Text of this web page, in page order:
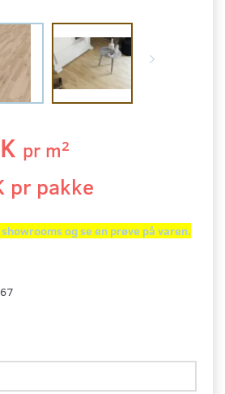
pr m2
pr pakke
og se en prøve på varen.